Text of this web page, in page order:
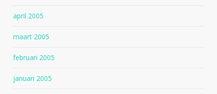
april 2005
maart 2005
februari 2005
januari 2005